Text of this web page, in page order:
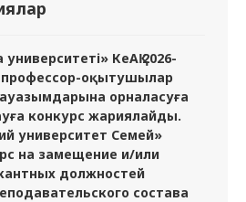
КеАҚ 2026-
оқытушылар
орналасуға
конкурс жариялайды.
университет Семей»
на замещение и/или
должностей
состава